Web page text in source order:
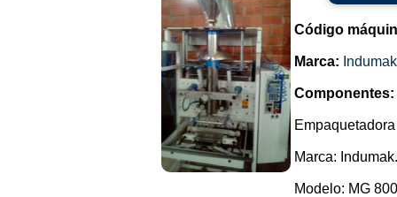
Código
Marca: Indumak
Componentes:
Marca: Indumak.
Modelo: MG